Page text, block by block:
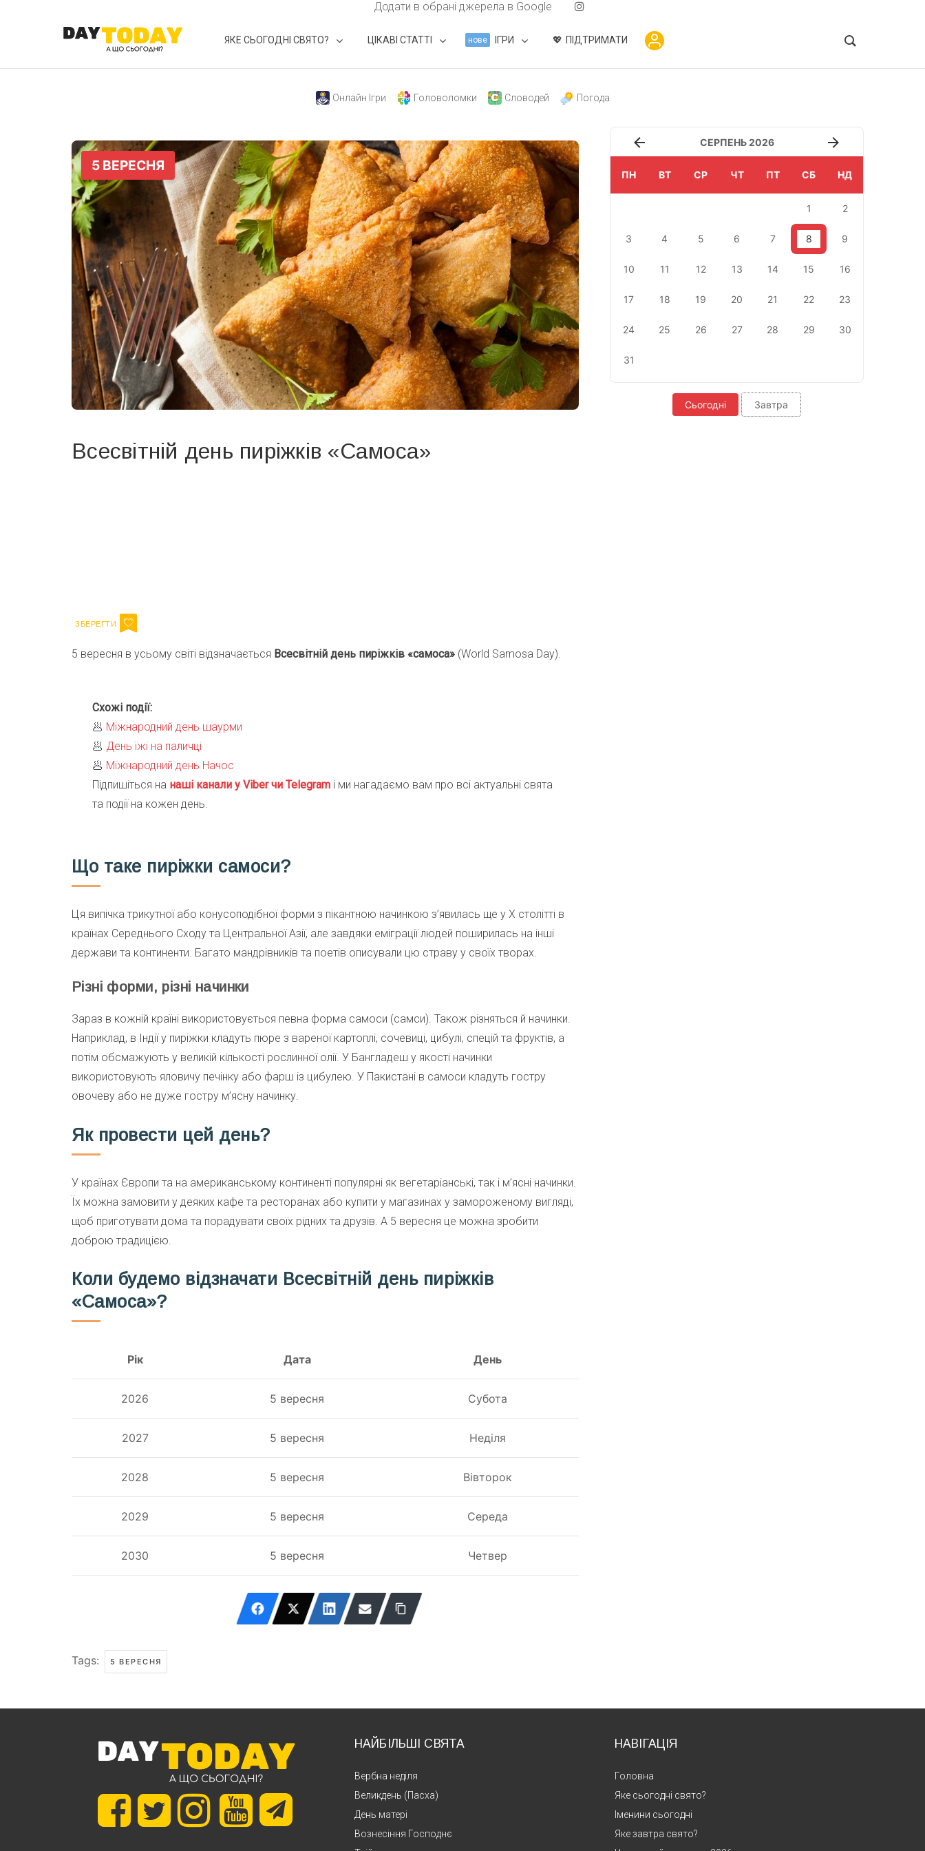
Додати в обрані джерела в Google
ЯКЕ СЬОГОДНІ СВЯТО? ЦІКАВІ СТАТТІ нове ІГРИ ПІДТРИМАТИ
Онлайн Ігри Головоломки Словодей Погода
Всесвітній день пиріжків «Самоса»
5 вересня в усьому світі відзначається Всесвітній день пиріжків «самоса» (World Samosa Day).
Схожі події:
🥟 Міжнародний день шаурми
🥟 День їжі на паличці
🥟 Міжнародний день Начос
Підпишіться на наші канали у Viber чи Telegram і ми нагадаємо вам про всі актуальні свята
та події на кожен день.
Що таке пиріжки самоси?
Ця випічка трикутної або конусоподібної форми з пікантною начинкою з’явилась ще у X столітті в
країнах Середнього Сходу та Центральної Азії, але завдяки еміграції людей поширилась на інші
держави та континенти. Багато мандрівників та поетів описували цю страву у своїх творах.
Різні форми, різні начинки
Зараз в кожній країні використовується певна форма самоси (самси). Також різняться й начинки.
Наприклад, в Індії у пиріжки кладуть пюре з вареної картоплі, сочевиці, цибулі, спецій та фруктів, а
потім обсмажують у великій кількості рослинної олії. У Бангладеш у якості начинки
використовують яловичу печінку або фарш із цибулею. У Пакистані в самоси кладуть гостру
овочеву або не дуже гостру м’ясну начинку.
Як провести цей день?
У країнах Європи та на американському континенті популярні як вегетаріанські, так і м’ясні начинки.
Їх можна замовити у деяких кафе та ресторанах або купити у магазинах у замороженому вигляді,
щоб приготувати дома та порадувати своїх рідних та друзів. А 5 вересня це можна зробити
доброю традицією.
Коли будемо відзначати Всесвітній день пиріжків
«Самоса»?
Рік Дата День
2026 5 вересня Субота
2027 5 вересня Неділя
2028 5 вересня Вівторок
2029 5 вересня Середа
2030 5 вересня Четвер
Tags: 5 ВЕРЕСНЯ
СЕРПЕНЬ 2026
ПН ВТ СР ЧТ ПТ СБ НД
1 2
3 4 5 6 7 8 9
10 11 12 13 14 15 16
17 18 19 20 21 22 23
24 25 26 27 28 29 30
31
Сьогодні Завтра
НАЙБІЛЬШІ СВЯТА
Вербна неділя
Великдень (Пасха)
День матері
Вознесіння Господнє
НАВІГАЦІЯ
Головна
Яке сьогодні свято?
Іменини сьогодні
Яке завтра свято?